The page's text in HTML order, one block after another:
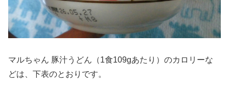
マルちゃん 豚汁うどん（1食109gあたり）のカロリーな
どは、下表のとおりです。